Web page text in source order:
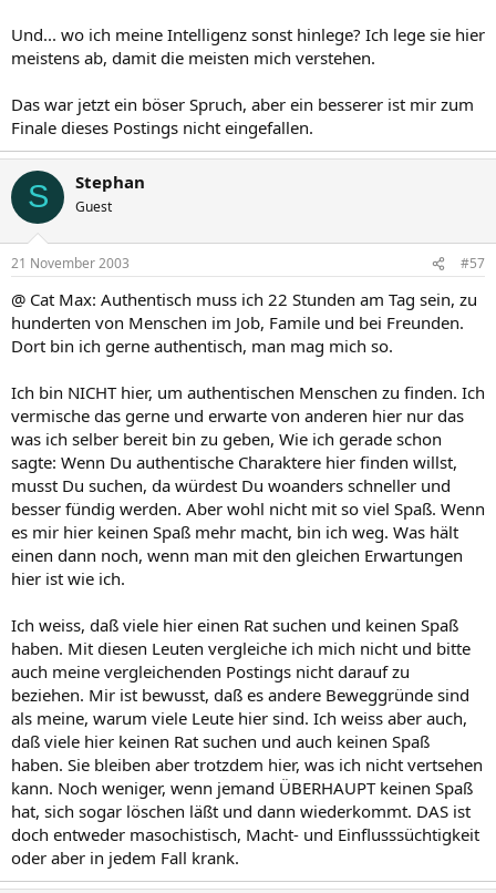
Und... wo ich meine Intelligenz sonst hinlege? Ich lege sie hier
meistens ab, damit die meisten mich verstehen.
Das war jetzt ein böser Spruch, aber ein besserer ist mir zum
Finale dieses Postings nicht eingefallen.
S Stephan
Guest
21 November 2003 #57
@ Cat Max: Authentisch muss ich 22 Stunden am Tag sein, zu
hunderten von Menschen im Job, Famile und bei Freunden.
Dort bin ich gerne authentisch, man mag mich so.
Ich bin NICHT hier, um authentischen Menschen zu finden. Ich
vermische das gerne und erwarte von anderen hier nur das
was ich selber bereit bin zu geben, Wie ich gerade schon
sagte: Wenn Du authentische Charaktere hier finden willst,
musst Du suchen, da würdest Du woanders schneller und
besser fündig werden. Aber wohl nicht mit so viel Spaß. Wenn
es mir hier keinen Spaß mehr macht, bin ich weg. Was hält
einen dann noch, wenn man mit den gleichen Erwartungen
hier ist wie ich.
Ich weiss, daß viele hier einen Rat suchen und keinen Spaß
haben. Mit diesen Leuten vergleiche ich mich nicht und bitte
auch meine vergleichenden Postings nicht darauf zu
beziehen. Mir ist bewusst, daß es andere Beweggründe sind
als meine, warum viele Leute hier sind. Ich weiss aber auch,
daß viele hier keinen Rat suchen und auch keinen Spaß
haben. Sie bleiben aber trotzdem hier, was ich nicht vertsehen
kann. Noch weniger, wenn jemand ÜBERHAUPT keinen Spaß
hat, sich sogar löschen läßt und dann wiederkommt. DAS ist
doch entweder masochistisch, Macht- und Einflusssüchtigkeit
oder aber in jedem Fall krank.